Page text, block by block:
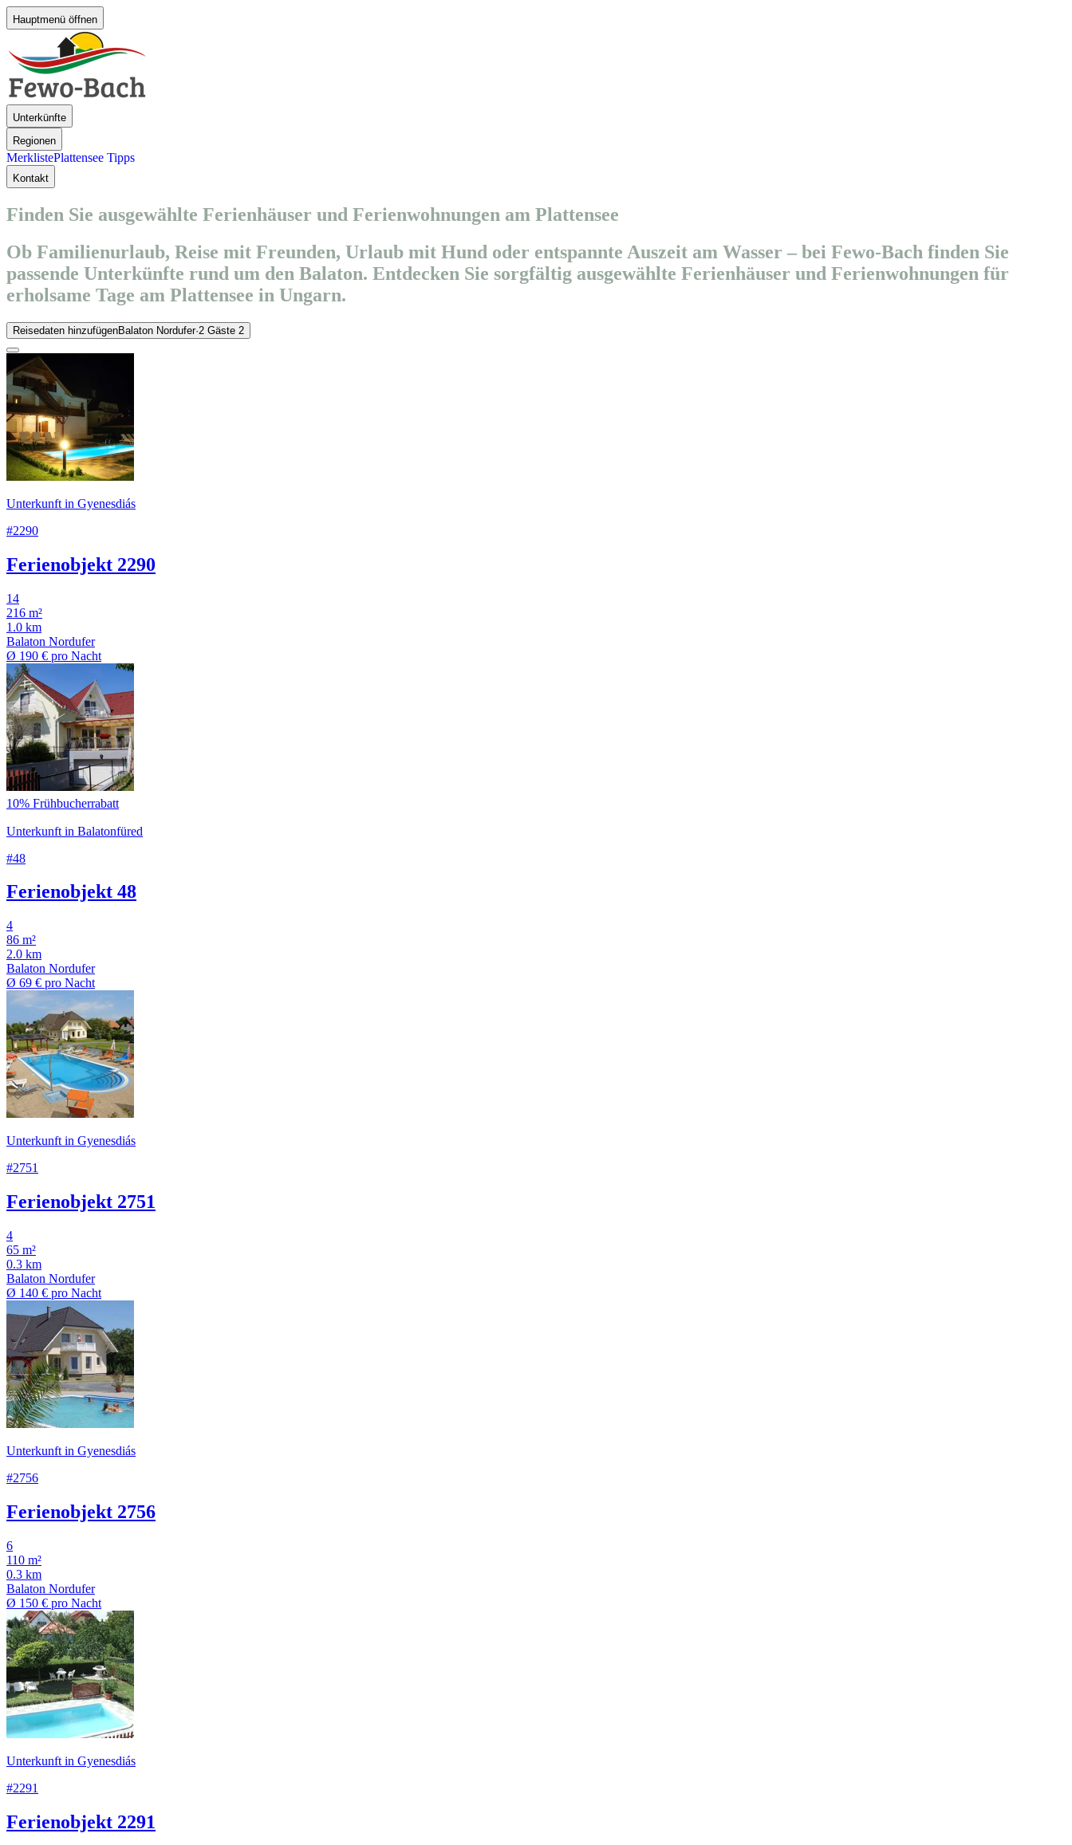
Hauptmenü öffnen
Unterkünfte
Regionen
MerklistePlattensee Tipps
Kontakt
Finden Sie ausgewählte Ferienhäuser und Ferienwohnungen am Plattensee
Ob Familienurlaub, Reise mit Freunden, Urlaub mit Hund oder entspannte Auszeit am Wasser – bei Fewo-Bach finden Sie
passende Unterkünfte rund um den Balaton. Entdecken Sie sorgfältig ausgewählte Ferienhäuser und Ferienwohnungen für
erholsame Tage am Plattensee in Ungarn.
Reisedaten hinzufügenBalaton Nordufer·2 Gäste 2
Unterkunft in Gyenesdiás
#2290
Ferienobjekt 2290
14
216 m²
1.0 km
Balaton Nordufer
Ø 190 € pro Nacht
10% Frühbucherrabatt
Unterkunft in Balatonfüred
#48
Ferienobjekt 48
4
86 m²
2.0 km
Balaton Nordufer
Ø 69 € pro Nacht
Unterkunft in Gyenesdiás
#2751
Ferienobjekt 2751
4
65 m²
0.3 km
Balaton Nordufer
Ø 140 € pro Nacht
Unterkunft in Gyenesdiás
#2756
Ferienobjekt 2756
6
110 m²
0.3 km
Balaton Nordufer
Ø 150 € pro Nacht
Unterkunft in Gyenesdiás
#2291
Ferienobjekt 2291